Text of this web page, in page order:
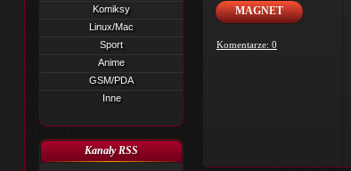
Komiksy
Linux/Mac
Sport
Anime
GSM/PDA
Inne
Kanały RSS
MAGNET
Komentarze: 0